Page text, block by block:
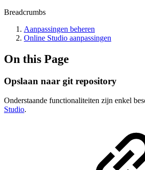
Breadcrumbs
Aanpassingen beheren
Online Studio aanpassingen
On this Page
Opslaan naar git repository
Onderstaande functionaliteiten zijn enkel
Studio.